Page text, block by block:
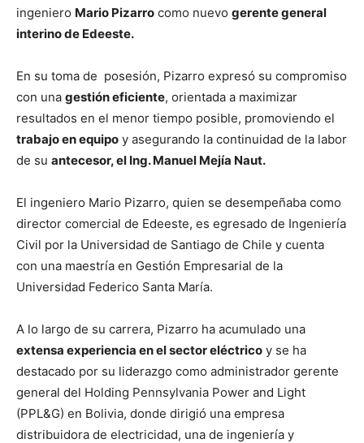
ingeniero Mario Pizarro como nuevo gerente general
interino de Edeeste.
En su toma de posesión, Pizarro expresó su compromiso
con una gestión eficiente, orientada a maximizar
resultados en el menor tiempo posible, promoviendo el
trabajo en equipo y asegurando la continuidad de la labor
de su antecesor, el Ing. Manuel Mejía Naut.
El ingeniero Mario Pizarro, quien se desempeñaba como
director comercial de Edeeste, es egresado de Ingeniería
Civil por la Universidad de Santiago de Chile y cuenta
con una maestría en Gestión Empresarial de la
Universidad Federico Santa María.
A lo largo de su carrera, Pizarro ha acumulado una
extensa experiencia en el sector eléctrico y se ha
destacado por su liderazgo como administrador gerente
general del Holding Pennsylvania Power and Light
(PPL&G) en Bolivia, donde dirigió una empresa
distribuidora de electricidad, una de ingeniería y